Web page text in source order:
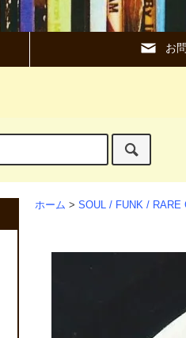
お
ホーム > SOUL / FUNK / RARE